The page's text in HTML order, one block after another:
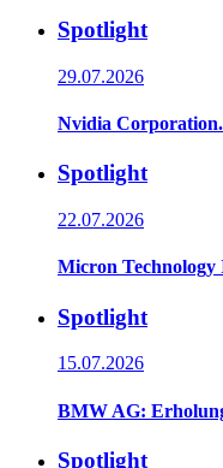
Spotlight
29.07.2026
Nvidia
Spotlight
22.07.2026
Micron Technology
Spotlight
15.07.2026
BMW AG:
Spotlight